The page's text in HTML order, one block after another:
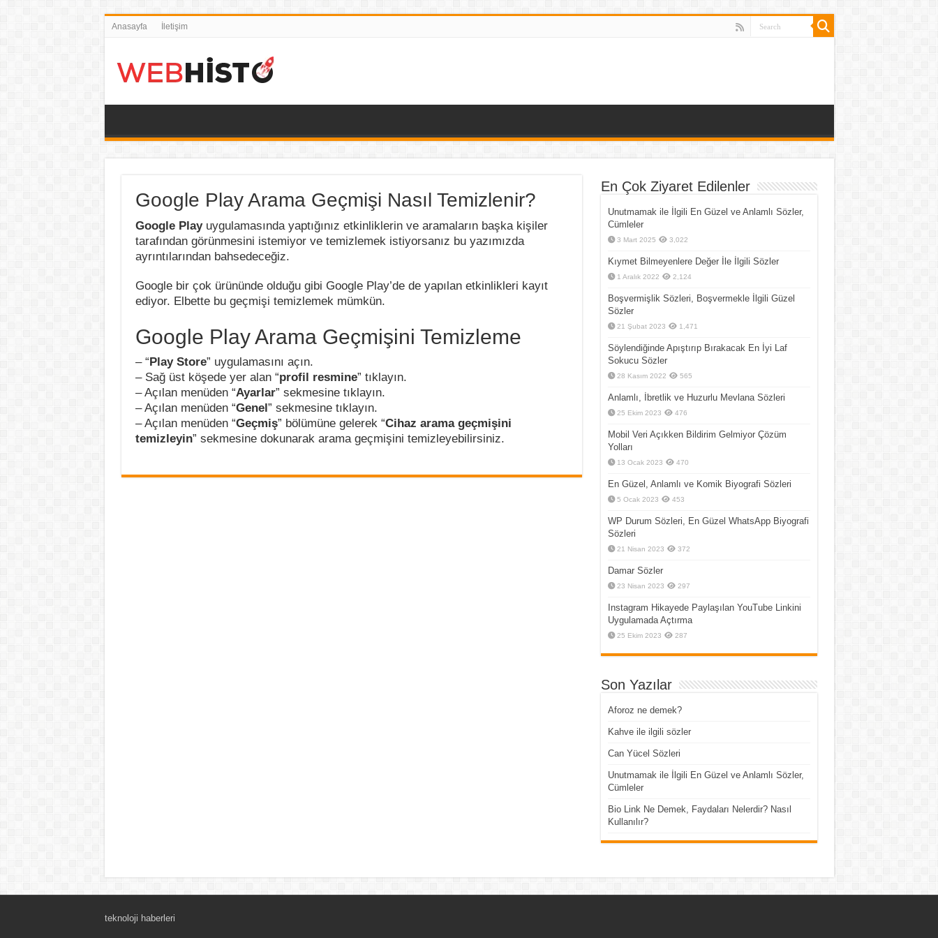
Anasayfa İletişim
Google Play Arama Geçmişi Nasıl Temizlenir?
Google Playuygulamasında yaptığınız etkinliklerin ve aramaların başka kişiler
tarafından görünmesini istemiyor ve temizlemek istiyorsanız bu yazımızda
ayrıntılarından bahsedeceğiz.
Google bir çok ürününde olduğu gibi Google Play’de de yapılan etkinlikleri kayıt
ediyor. Elbette bu geçmişi temizlemek mümkün.
Google Play Arama Geçmişini Temizleme
– “Play Store” uygulamasını açın.
– Sağ üst köşede yer alan “profil resmine” tıklayın.
– Açılan menüden “Ayarlar” sekmesine tıklayın.
– Açılan menüden “Genel” sekmesine tıklayın.
– Açılan menüden “Geçmiş” bölümüne gelerek “Cihaz arama geçmişini
temizleyin” sekmesine dokunarak arama geçmişini temizleyebilirsiniz.
En Çok Ziyaret Edilenler
Unutmamak ile İlgili En Güzel ve Anlamlı Sözler,
Cümleler
3 Mart 2025 3,022
Kıymet Bilmeyenlere Değer İle İlgili Sözler
1 Aralık 2022 2,124
Boşvermişlik Sözleri, Boşvermekle İlgili Güzel
Sözler
21 Şubat 2023 1,471
Söylendiğinde Apıştırıp Bırakacak En İyi Laf
Sokucu Sözler
28 Kasım 2022 565
Anlamlı, İbretlik ve Huzurlu Mevlana Sözleri
25 Ekim 2023 476
Mobil Veri Açıkken Bildirim Gelmiyor Çözüm
Yolları
13 Ocak 2023 470
En Güzel, Anlamlı ve Komik Biyografi Sözleri
5 Ocak 2023 453
WP Durum Sözleri, En Güzel WhatsApp Biyografi
Sözleri
21 Nisan 2023 372
Damar Sözler
23 Nisan 2023 297
Instagram Hikayede Paylaşılan YouTube Linkini
Uygulamada Açtırma
25 Ekim 2023 287
Son Yazılar
Aforoz ne demek?
Kahve ile ilgili sözler
Can Yücel Sözleri
Unutmamak ile İlgili En Güzel ve Anlamlı Sözler,
Cümleler
Bio Link Ne Demek, Faydaları Nelerdir? Nasıl
Kullanılır?
teknoloji haberleri